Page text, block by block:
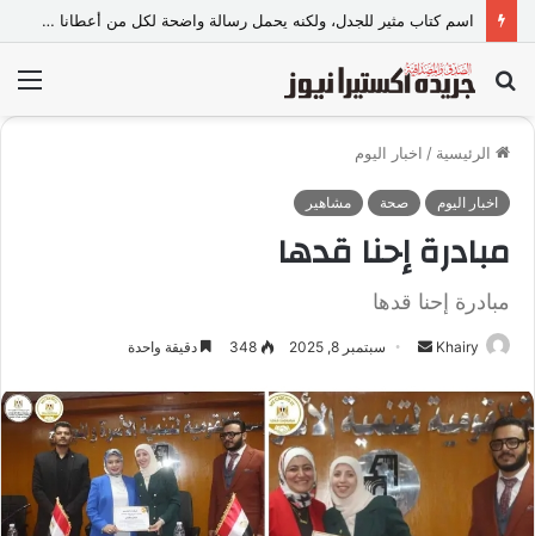
لماذا يهرب الإنسان إلى الفن عندما تعجزه الكلمات؟
بحث
عن
الرئيسية / اخبار اليوم
اخبار اليوم صحة مشاهير
مبادرة إحنا قدها
مبادرة إحنا قدها
Khairy
س
ل
ب
ر
ي
سبتمبر 8, 2025 348 دقيقة واحدة